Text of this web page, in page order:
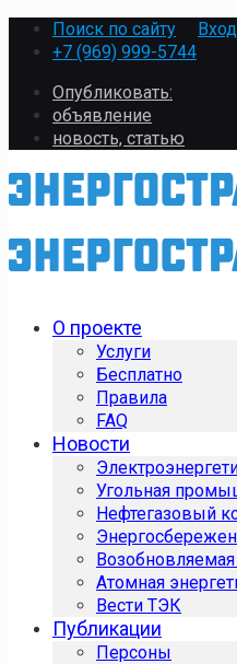
Поиск по сайту Вход
+7 (969) 999-5744
Опубликовать:
объявление
новость, статью
О проекте
Услуги
Бесплатно
Правила
FAQ
Новости
Угольная
Нефтегазовый
Возобновляемая
Атомная
Вести ТЭК
Публикации
Персоны